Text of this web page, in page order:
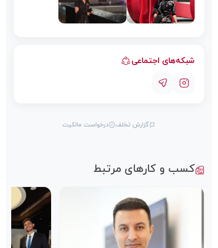
شبکه‌های اجتماعی
گزارش تخلف درخواست مالکیت
کسب و کارهای مرتبط